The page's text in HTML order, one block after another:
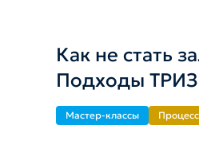
Как не стать
Подходы ТРИЗ
Мастер-классы